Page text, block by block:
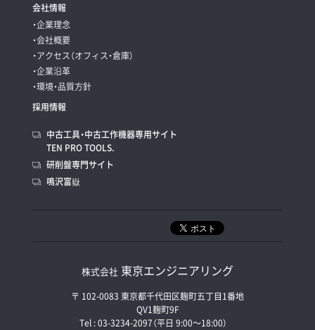
会社情報
・企業理念
・会社概要
・アクセス（オフィス・倉庫）
・企業沿革
・環境・品質方針
採用情報
中古工具・中古工作機器専用サイト
TEN PRO TOOLS.
研削盤専門サイト
鳴沢富嶽
株式会社 東京エンジニアリング
〒 102-0083 東京都千代田区麹町五丁目1番地
QV1麹町9F
Tel : 03-3234-2097（平日 9:00〜18:00）